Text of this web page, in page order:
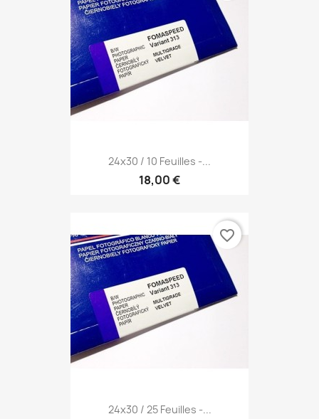
24x30 / 10 Feuilles -...
18,00 €
24x30 / 25 Feuilles -...
favorite_border